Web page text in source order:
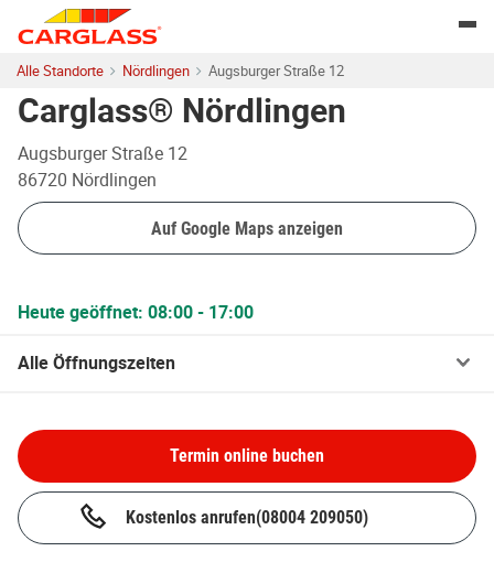
Skip to content
Return to Nav
Alle Standorte Nördlingen Augsburger Straße 12
Carglass® Nördlingen
Augsburger Straße 12
86720 Nördlingen
Auf Google Maps anzeigen
Heute geöffnet: 08:00- 17:00
Alle Öffnungszeiten
Termin online buchen
Kostenlos anrufen(08004 209050)